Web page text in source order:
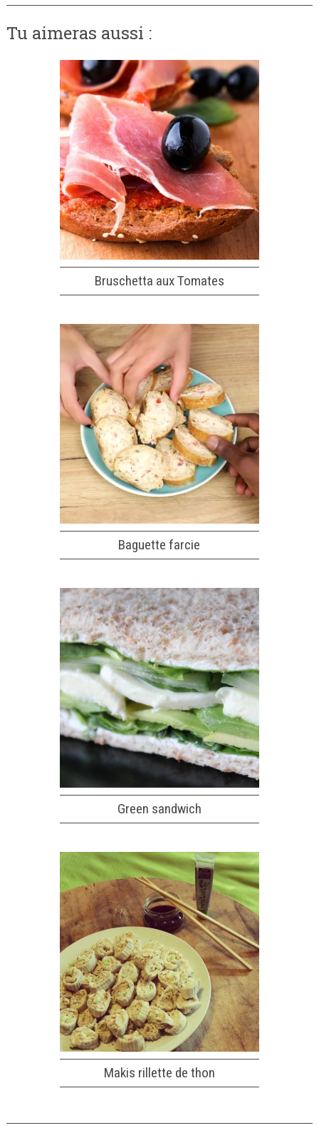
Tu aimeras aussi :
Bruschetta aux Tomates
Baguette farcie
Green sandwich
Makis rillette de thon